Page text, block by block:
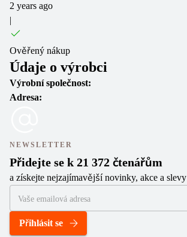
2 years ago
|
Ověřený nákup
Údaje o výrobci
Výrobní společnost:
Adresa:
NEWSLETTER
Přidejte se k 21 372 čtenářům
a získejte nejzajímavější novinky, akce a slevy
Přihlásit se